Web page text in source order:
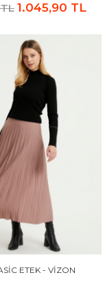
1.045,90 TL
ETEK - VIZON